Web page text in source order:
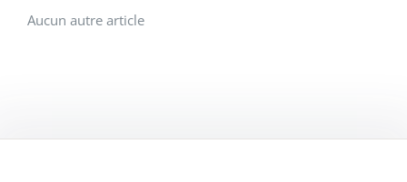
Aucun autre article